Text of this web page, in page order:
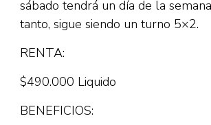
sábado tendrá un día de la
tanto, sigue siendo un turno 5×2.
RENTA:
$490.000 Liquido
BENEFICIOS: